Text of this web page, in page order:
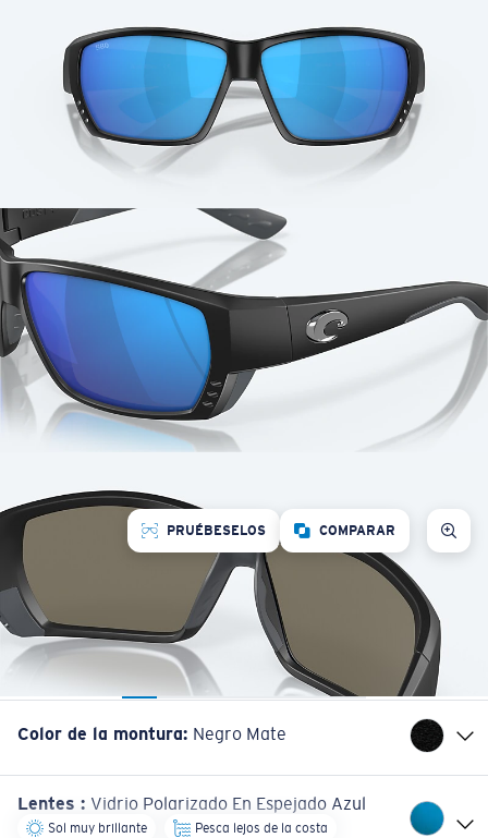
PRUÉBESELOS COMPARAR
Color de la montura: Negro Mate
Lentes : Vidrio Polarizado En Espejado Azul
Sol muy brillante Pesca lejos de la costa